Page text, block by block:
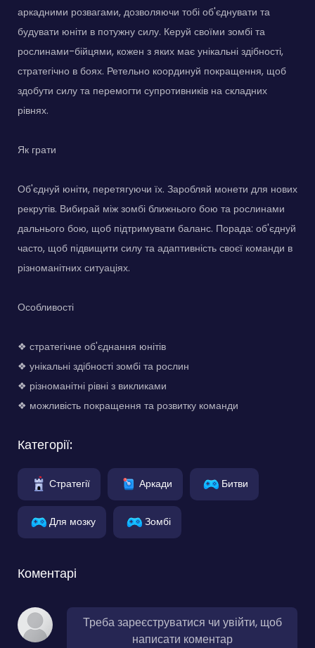
аркадними розвагами, дозволяючи тобі об'єднувати та
будувати юніти в потужну силу. Керуй своїми зомбі та
рослинами-бійцями, кожен з яких має унікальні здібності,
стратегічно в боях. Ретельно координуй покращення, щоб
здобути силу та перемогти супротивників на складних
рівнях.
Як грати
Об'єднуй юніти, перетягуючи їх. Заробляй монети для нових
рекрутів. Вибирай між зомбі ближнього бою та рослинами
дальнього бою, щоб підтримувати баланс. Порада: об'єднуй
часто, щоб підвищити силу та адаптивність своєї команди в
різноманітних ситуаціях.
Особливості
❖ стратегічне об'єднання юнітів
❖ унікальні здібності зомбі та рослин
❖ різноманітні рівні з викликами
❖ можливість покращення та розвитку команди
Категорії:
Стратегії Аркади Битви
Для мозку Зомбі
Коментарі
Треба зареєструватися чи увійти, щоб
написати коментар